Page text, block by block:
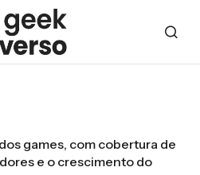
games, com cobertura de
e o crescimento do